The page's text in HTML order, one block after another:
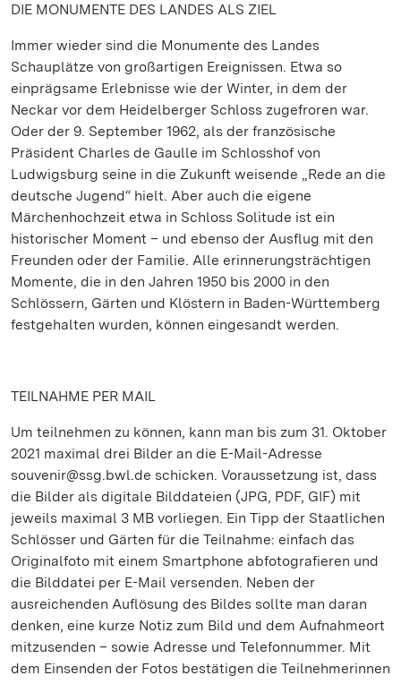
DIE MONUMENTE DES LANDES ALS ZIEL
Immer wieder sind die Monumente des Landes
Schauplätze von großartigen Ereignissen. Etwa so
einprägsame Erlebnisse wie der Winter, in dem der
Neckar vor dem Heidelberger Schloss zugefroren war.
Oder der 9. September 1962, als der französische
Präsident Charles de Gaulle im Schlosshof von
Ludwigsburg seine in die Zukunft weisende „Rede an die
deutsche Jugend“ hielt. Aber auch die eigene
Märchenhochzeit etwa in Schloss Solitude ist ein
historischer Moment – und ebenso der Ausflug mit den
Freunden oder der Familie. Alle erinnerungsträchtigen
Momente, die in den Jahren 1950 bis 2000 in den
Schlössern, Gärten und Klöstern in Baden-Württemberg
festgehalten wurden, können eingesandt werden.
TEILNAHME PER MAIL
Um teilnehmen zu können, kann man bis zum 31. Oktober
2021 maximal drei Bilder an die E-Mail-Adresse
souvenir@ssg.bwl.de schicken. Voraussetzung ist, dass
die Bilder als digitale Bilddateien (JPG, PDF, GIF) mit
jeweils maximal 3 MB vorliegen. Ein Tipp der Staatlichen
Schlösser und Gärten für die Teilnahme: einfach das
Originalfoto mit einem Smartphone abfotografieren und
die Bilddatei per E-Mail versenden. Neben der
ausreichenden Auflösung des Bildes sollte man daran
denken, eine kurze Notiz zum Bild und dem Aufnahmeort
mitzusenden – sowie Adresse und Telefonnummer. Mit
dem Einsenden der Fotos bestätigen die Teilnehmerinnen